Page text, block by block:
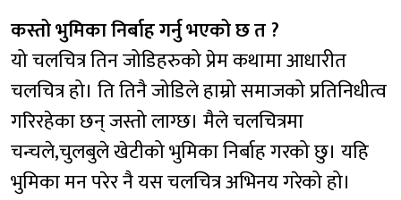
कस्तो भुमिका निर्बाह गर्नु भएको छ त ?
यो चलचित्र तिन जोडिहरुको प्रेम कथामा आधारीत
चलचित्र हो। ति तिनै जोडिले हाम्रो समाजको प्रतिनिधीत्व
गरिरहेका छन् जस्तो लाग्छ। मैले चलचित्रमा
चन्चले,चुलबुले खेटीको भुमिका निर्बाह गरको छु। यहि
भुमिका मन परेर नै यस चलचित्र अभिनय गरेको हो।